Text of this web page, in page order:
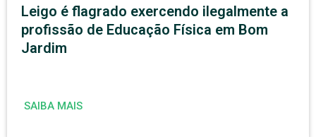
Leigo é flagrado exercendo ilegalmente a
profissão de Educação Física em Bom
Jardim
SAIBA MAIS